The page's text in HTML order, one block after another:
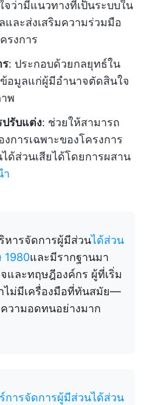
จว่ามีแนวทางที่เป็นระบบใน
และส่งเสริมความร่วมมือ
รงการ
: ประกอบด้วยกลยุทธ์ใน
อมูลแก่ผู้มีอำนาจตัดสินใจ
พ
รับแต่ง: ช่วยให้สามารถ
การเฉพาะของโครงการ
ด้ส่วนเสียได้โดยการผสาน
ำ
หารจัดการผู้มีส่วนได้ส่วน
1980และมีรากฐานมา
และทฤษฎีองค์กร ผู้ที่เริ่ม
ไม่มีเครื่องมือที่ทันสมัย—
วามอดทนอย่างมาก
การจัดการผู้มีส่วนได้ส่วน